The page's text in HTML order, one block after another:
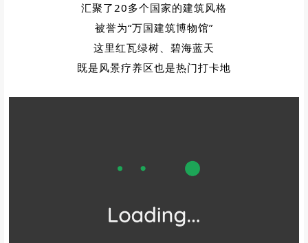
汇聚了20多个国家的建筑风格
被誉为“万国建筑博物馆”
这里红瓦绿树、碧海蓝天
既是风景疗养区也是热门打卡地